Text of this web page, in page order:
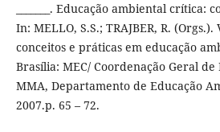
_______. Educação ambiental crítica:
In: MELLO, S.S.; TRAJBER, R.
conceitos e práticas em educação
Brasília: MEC/ Coordenação Geral
MMA, Departamento de Educação
2007.p. 65 – 72.